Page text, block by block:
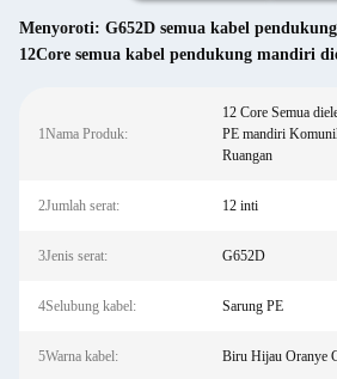
Menyoroti: G652D semua kabel
12Core semua kabel pendukung mandiri
1Nama Produk:
12 Core Semua
PE mandiri
Ruangan
2Jumlah serat: 12 inti
3Jenis serat: G652D
4Selubung kabel: Sarung PE
5Warna kabel: Biru Hijau Oranye